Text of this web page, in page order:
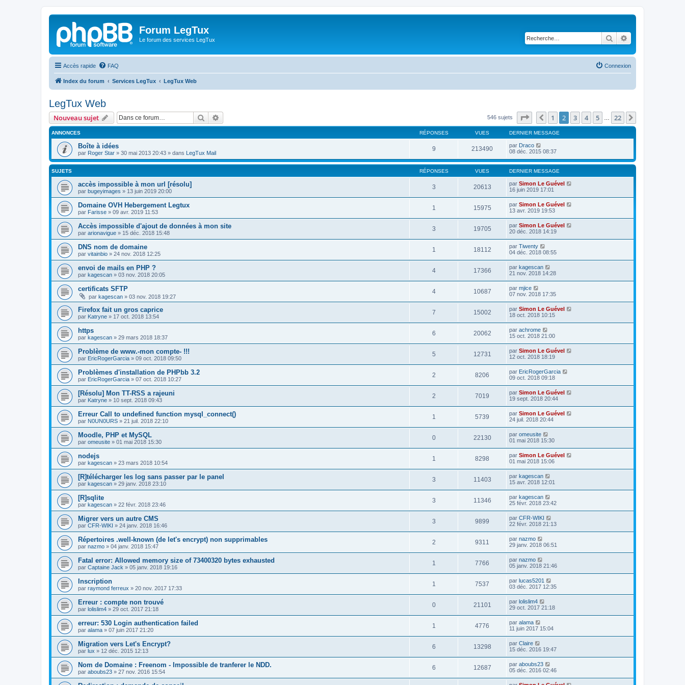
Forum LegTux
Le forum des services LegTux Rechercher
Accès rapide FAQ Connexion
Index du forum Services LegTux LegTux Web
LegTux Web
Nouveau sujet Rechercher 546 sujets Page sur22
Précédente
1 2 3 4 5 22
ANNONCES RÉPONSES VUES DERNIER MESSAGE
Boîte à idées
par Roger Star » 30 mai 2013 20:43 » dans LegTux Mail
9 213490 par Draco
08 déc. 2015 08:37
SUJETS RÉPONSES VUES DERNIER MESSAGE
accès impossible à mon url [résolu]
par bugeyimages » 13 juin 2019 20:00
3 20613 par Simon Le Guével
16 juin 2019 17:01
Domaine OVH Hebergement Legtux
par Farisse » 09 avr. 2019 11:53
1 15975 par Simon Le Guével
13 avr. 2019 19:53
Accès impossible d'ajout de données à mon site
par arionavigue » 15 déc. 2018 15:48
3 19705 par Simon Le Guével
20 déc. 2018 14:19
DNS nom de domaine
par vitainbio » 24 nov. 2018 12:25
1 18112 par Tiwenty
04 déc. 2018 08:55
envoi de mails en PHP ?
par kagescan » 03 nov. 2018 20:05
4 17366 par kagescan
21 nov. 2018 14:28
certificats SFTP
par kagescan » 03 nov. 2018 19:27
4 10687 par mjice
07 nov. 2018 17:35
Firefox fait un gros caprice
par Katryne » 17 oct. 2018 13:54
7 15002 par Simon Le Guével
18 oct. 2018 10:15
https
par kagescan » 29 mars 2018 18:37
6 20062 par achrome
15 oct. 2018 21:00
Problème de www.-mon compte- !!!
par EricRogerGarcia » 09 oct. 2018 09:50
5 12731 par Simon Le Guével
12 oct. 2018 18:19
Problèmes d'installation de PHPbb 3.2
par EricRogerGarcia » 07 oct. 2018 10:27
2 8206 par EricRogerGarcia
09 oct. 2018 09:18
[Résolu] Mon TT-RSS a rajeuni
par Katryne » 10 sept. 2018 09:43
2 7019 par Simon Le Guével
19 sept. 2018 20:44
Erreur Call to undefined function mysql_connect()
par N0UN0URS » 21 juil. 2018 22:10
1 5739 par Simon Le Guével
24 juil. 2018 20:44
Moodle, PHP et MySQL
par omeusite » 01 mai 2018 15:30
0 22130 par omeusite
01 mai 2018 15:30
nodejs
par kagescan » 23 mars 2018 10:54
1 8298 par Simon Le Guével
01 mai 2018 15:06
[R]télécharger les log sans passer par le panel
par kagescan » 29 janv. 2018 23:10
3 11403 par kagescan
15 avr. 2018 12:01
[R]sqlite
par kagescan » 22 févr. 2018 23:46
3 11346 par kagescan
25 févr. 2018 23:42
Migrer vers un autre CMS
par CFR-WIKI » 24 janv. 2018 16:46
3 9899 par CFR-WIKI
22 févr. 2018 21:13
Répertoires .well-known (de let's encrypt) non supprimables
par nazmo » 04 janv. 2018 15:47
2 9311 par nazmo
29 janv. 2018 06:51
Fatal error: Allowed memory size of 73400320 bytes exhausted
par Captaine Jack » 05 janv. 2018 19:16
1 7766 par nazmo
05 janv. 2018 21:46
Inscription
par raymond ferreux » 20 nov. 2017 17:33
1 7537 par lucas5201
03 déc. 2017 12:35
Erreur : compte non trouvé
par lolislim4 » 29 oct. 2017 21:18
0 21101 par lolislim4
29 oct. 2017 21:18
erreur: 530 Login authentication failed
par alama » 07 juin 2017 21:20
1 4776 par alama
11 juin 2017 15:04
Migration vers Let's Encrypt?
par lux » 12 déc. 2015 12:13
6 13298 par Claire
15 déc. 2016 19:47
Nom de Domaine : Freenom - Impossible de tranferer le NDD.
par aboubs23 » 27 nov. 2016 15:54
6 12687 par aboubs23
05 déc. 2016 02:46